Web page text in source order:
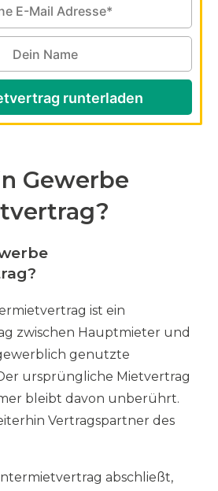
runterladen
Gewerbe
ist ein
zwischen Hauptmieter und
genutzte
ursprüngliche Mietvertrag
bleibt davon unberührt.
Vertragspartner des
abschließt,